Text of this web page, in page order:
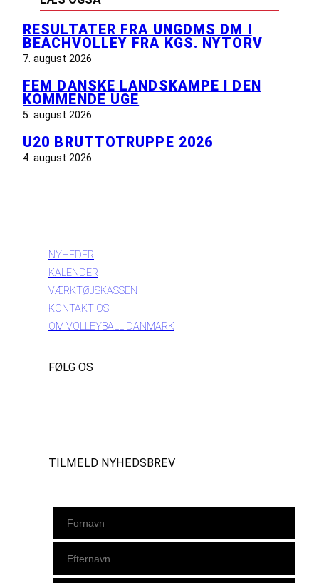
RESULTATER FRA UNGDMS DM I
BEACHVOLLEY FRA KGS. NYTORV
7. august 2026
FEM DANSKE LANDSKAMPE I DEN
KOMMENDE UGE
5. august 2026
U20 BRUTTOTRUPPE 2026
4. august 2026
NYHEDER
KALENDER
VÆRKTØJSKASSEN
KONTAKT OS
OM VOLLEYBALL DANMARK
FØLG OS
TILMELD NYHEDSBREV